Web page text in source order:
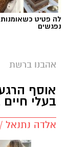
שירים
הישראלית
ממערכת
על המכוניות
לה פטיט
נפגשים
אהבנו ברשת
אוסף
בעלי חיים ב-
אלדה נתנאל / 09:27 23.07.26